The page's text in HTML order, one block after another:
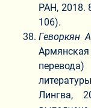
РАН, 2018.
106).
Геворкян
Лингва,